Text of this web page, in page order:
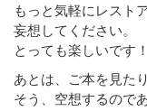
もっと気軽にレスト
妄想してください。
とっても楽しいです
あとは、ご本を見た
そう、空想するので